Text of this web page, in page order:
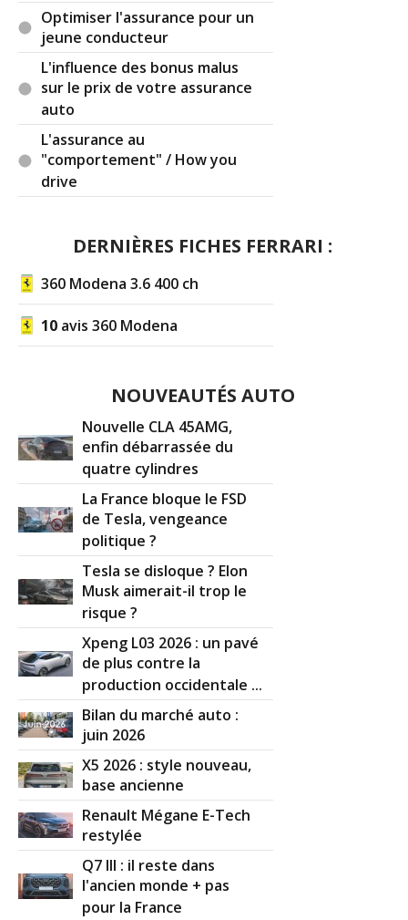
Optimiser l'assurance pour un
jeune conducteur
L'influence des bonus malus
sur le prix de votre assurance
auto
L'assurance au
"comportement" / How you
drive
DERNIÈRES FICHES FERRARI :
360 Modena 3.6 400 ch
10 avis 360 Modena
NOUVEAUTÉS AUTO
Nouvelle CLA 45AMG,
enfin débarrassée du
quatre cylindres
La France bloque le FSD
de Tesla, vengeance
politique ?
Tesla se disloque ? Elon
Musk aimerait-il trop le
risque ?
Xpeng L03 2026 : un pavé
de plus contre la
production occidentale ...
Bilan du marché auto :
juin 2026
X5 2026 : style nouveau,
base ancienne
Renault Mégane E-Tech
restylée
Q7 III : il reste dans
l'ancien monde + pas
pour la France